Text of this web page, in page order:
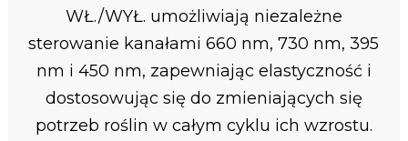
WŁ./WYŁ. umożliwiają niezależne
sterowanie kanałami 660 nm, 730 nm, 395
nm i 450 nm, zapewniając elastyczność i
dostosowując się do zmieniających się
potrzeb roślin w całym cyklu ich wzrostu.